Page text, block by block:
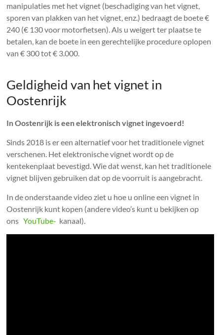
manipulaties met het vignet (beschadiging van het vignet,
sporen van plakken van het vignet, enz.) bedraagt ​​de boete €
240 (€ 130 voor motorfietsen). Als u weigert ter plaatse te
betalen, kan de boete in een gerechtelijke procedure oplopen
van € 300 tot € 3.000.
Geldigheid van het vignet in
Oostenrijk
In Oostenrijk is een elektronisch vignet ingevoerd!
Sinds 2018 is er een alternatief voor het traditionele vignet
verschenen. Het elektronische vignet wordt op de
kentekenplaat bevestigd. Wie dat wenst, kan het traditionele
vignet blijven gebruiken dat op de voorruit is aangebracht.
In de onderstaande video ziet u hoe u online een vignet in
Oostenrijk kunt kopen (andere video’s kunt u bekijken op
onsYouTube- kanaal).